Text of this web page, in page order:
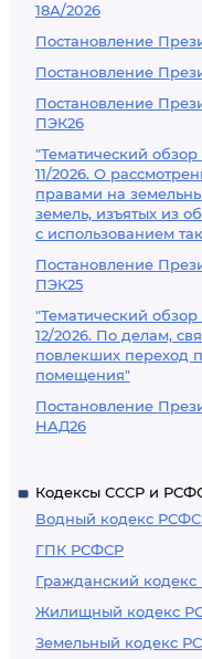
18А/2026
Постановление
Постановление
Постановление
ПЭК26
"Тематический
11/2026. О
правами на
земель, изъятых из
с использованием
Постановление
ПЭК25
"Тематический
12/2026. По делам,
повлекших переход
помещения"
Постановление
НАД26
Кодексы СССР и
Водный кодекс
ГПК РСФСР
Гражданский
Жилищный кодекс
Земельный кодекс